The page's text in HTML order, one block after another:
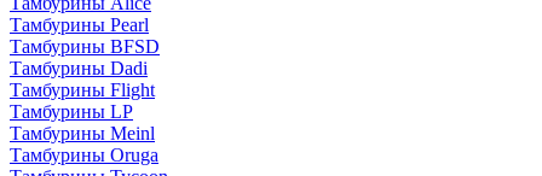
Тамбурины Pearl
Тамбурины BFSD
Тамбурины Dadi
Тамбурины Flight
Тамбурины LP
Тамбурины Meinl
Тамбурины Oruga